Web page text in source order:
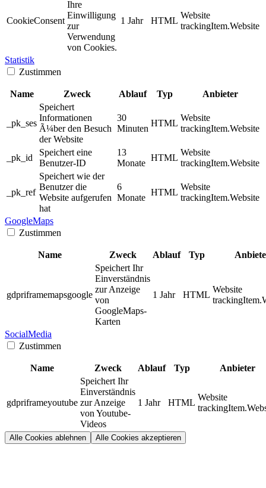
CookieConsent
Ihre
Einwilligung
zur
Verwendung
von Cookies.
1 Jahr HTML
Website
trackingItem.Website
Statistik
Zustimmen
Name Zweck Ablauf Typ Anbieter
_pk_ses
Speichert
Informationen
Ã¼ber den Besuch
der Website
30
Minuten
HTML
Website
trackingItem.Website
_pk_id
Speichert eine
Benutzer-ID
13
Monate
HTML
Website
trackingItem.Website
_pk_ref
Speichert wie der
Benutzer die
Website aufgerufen
hat
6
Monate
HTML
Website
trackingItem.Website
GoogleMaps
Zustimmen
Name Zweck Ablauf Typ
gdpriframemapsgoogle
Speichert Ihr
Einverständnis
zur Anzeige
von
GoogleMaps-
Karten
1 Jahr HTML
Website
SocialMedia
Zustimmen
Name Zweck Ablauf Typ Anbieter
gdpriframeyoutube
Speichert Ihr
Einverständnis
zur Anzeige
von Youtube-
Videos
1 Jahr HTML
Website
Alle Cookies ablehnen Alle Cookies akzeptieren